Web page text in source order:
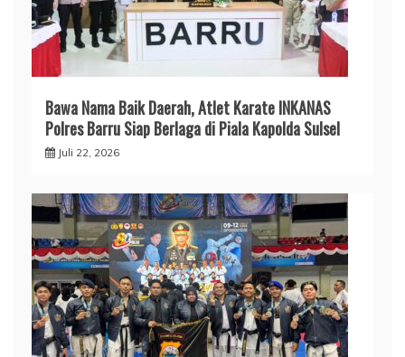
​Bawa Nama Baik Daerah, Atlet Karate INKANAS
Polres Barru Siap Berlaga di Piala Kapolda Sulsel
Juli 22, 2026